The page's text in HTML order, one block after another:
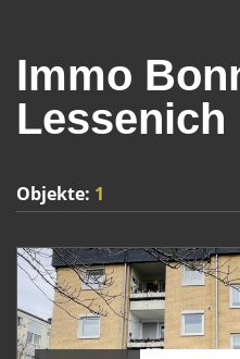
Immo
Lessenich
Objekte: 1